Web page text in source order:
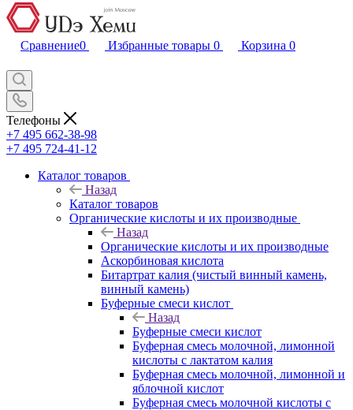
Сравнение0 Избранные товары 0 Корзина 0
Телефоны
+7 495 662-38-98
+7 495 724-41-12
Каталог товаров
Назад
Каталог товаров
Органические кислоты и их производные
Назад
Органические кислоты и их производные
Аскорбиновая кислота
Битартрат калия (чистый винный камень,
винный камень)
Буферные смеси кислот
Назад
Буферные смеси кислот
Буферная смесь молочной, лимонной
кислоты с лактатом калия
Буферная смесь молочной, лимонной и
яблочной кислот
Буферная смесь молочной кислоты с